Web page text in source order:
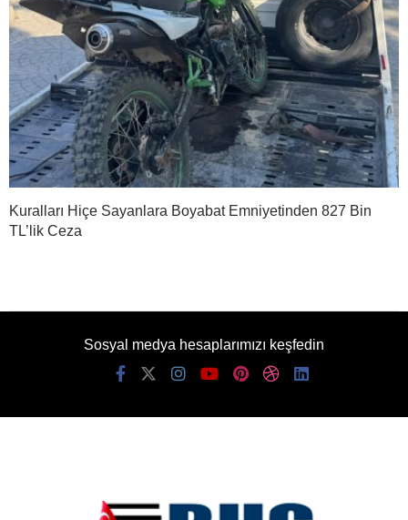
Kuralları Hiçe Sayanlara Boyabat Emniyetinden 827 Bin
TL’lik Ceza
Sosyal medya hesaplarımızı keşfedin